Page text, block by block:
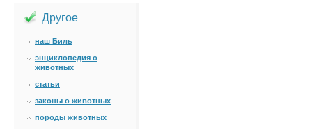
Другое
наш Биль
энциклопедия о
животных
статьи
законы о животных
породы животных